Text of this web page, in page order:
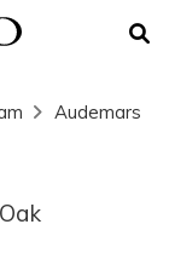
Audemars